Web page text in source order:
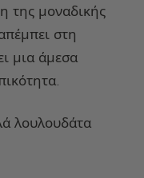
της μοναδικής
στη
μια άμεσα
λουλουδάτα